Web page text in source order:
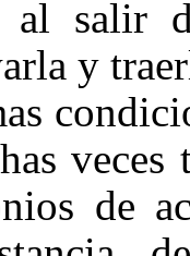
al salir
y
de